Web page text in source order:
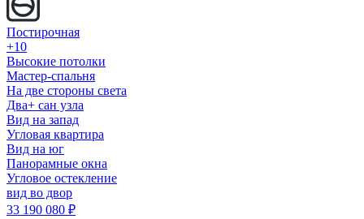
Постирочная
+10
Высокие потолки
Мастер-спальня
На две стороны света
Два+ сан узла
Вид на запад
Угловая квартира
Вид на юг
Панорамные окна
Угловое остекление
вид во двор
33 190 080 ₽